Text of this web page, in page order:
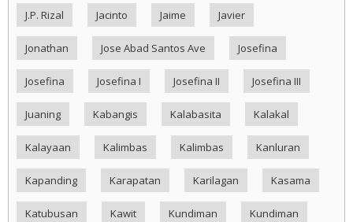
J.P. Rizal Jacinto Jaime Javier
Jonathan Jose Abad Santos Ave Josefina
Josefina Josefina I Josefina II Josefina III
Juaning Kabangis Kalabasita Kalakal
Kalayaan Kalimbas Kalimbas Kanluran
Kapanding Karapatan Karilagan Kasama
Katubusan Kawit Kundiman Kundiman